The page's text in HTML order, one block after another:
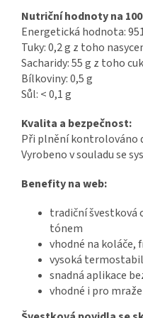
Nutriční hodnoty na
Energetická hodnota:
Tuky: 0,2 g z toho
Sacharidy: 55 g z toho
Bílkoviny: 0,5 g
Sůl: < 0,1 g
Kvalita a bezpečnost:
Při plnění kontrolováno
Vyrobeno v souladu se
Benefity na web:
tradiční švestková
tónem
vhodné na koláče,
vysoká
snadná aplikace
vhodné i pro